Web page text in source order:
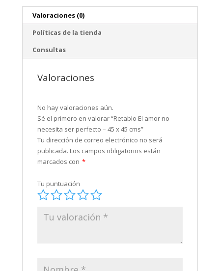
Valoraciones (0)
Políticas de la tienda
Consultas
Valoraciones
No hay valoraciones aún.
Sé el primero en valorar “Retablo El amor no
necesita ser perfecto – 45 x 45 cms”
Tu dirección de correo electrónico no será
publicada. Los campos obligatorios están
marcados con *
Tu puntuación